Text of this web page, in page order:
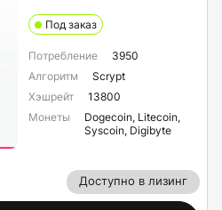
Под заказ
Потребление
3950
Алгоритм
Scrypt
Хэшрейт
13800
Монеты
Dogecoin, Litecoin,
Syscoin, Digibyte
Доступно в лизинг